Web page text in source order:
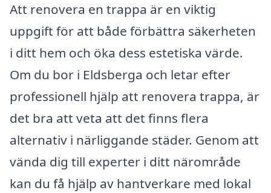
Att renovera en trappa är en viktig
uppgift för att både förbättra säkerheten
i ditt hem och öka dess estetiska värde.
Om du bor i Eldsberga och letar efter
professionell hjälp att renovera trappa, är
det bra att veta att det finns flera
alternativ i närliggande städer. Genom att
vända dig till experter i ditt närområde
kan du få hjälp av hantverkare med lokal